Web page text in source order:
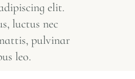
elit.
luctus nec
pulvinar
leo.